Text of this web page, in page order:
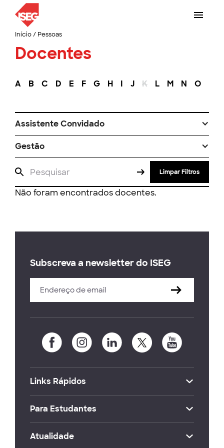
Início/ Pessoas
Docentes
A B C D E F G H I J K L M N O
Assistente Convidado
Gestão
Limpar Filtros
Não foram encontrados docentes.
Subscreva a newsletter do ISEG
Links Rápidos
Para Estudantes
Atualidade